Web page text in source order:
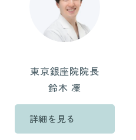
東京銀座院院長
鈴木 凜
詳細を見る